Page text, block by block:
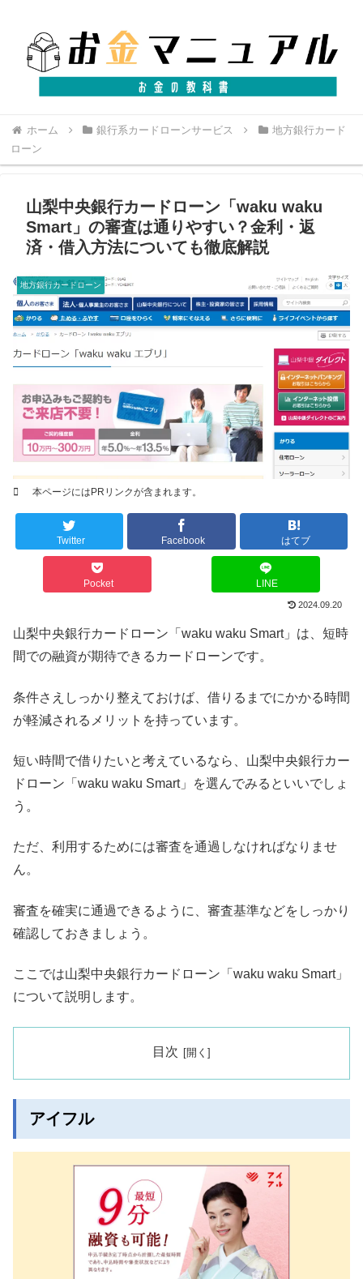
ホーム 銀行系カードローンサービス
地方銀行カード
ローン
山梨中央銀行カードローン「waku waku
Smart」の審査は通りやすい？金利・返
済・借入方法についても徹底解説
本ページにはPRリンクが含まれます。
地方銀行カードローン
Twitter Facebook はてブ
Pocket LINE
2024.09.20
山梨中央銀行カードローン「waku waku Smart」は、短時
間での融資が期待できるカードローンです。
条件さえしっかり整えておけば、借りるまでにかかる時間
が軽減されるメリットを持っています。
短い時間で借りたいと考えているなら、山梨中央銀行カー
ドローン「waku waku Smart」を選んでみるといいでしょ
う。
ただ、利用するためには審査を通過しなければなりませ
ん。
審査を確実に通過できるように、審査基準などをしっかり
確認しておきましょう。
ここでは山梨中央銀行カードローン「waku waku Smart」
について説明します。
目次
アイフル